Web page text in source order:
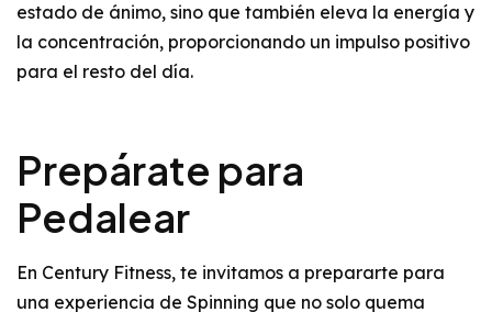
estado de ánimo, sino que también eleva la energía y
la concentración, proporcionando un impulso positivo
para el resto del día.
Prepárate para
Pedalear
En Century Fitness, te invitamos a prepararte para
una experiencia de Spinning que no solo quema